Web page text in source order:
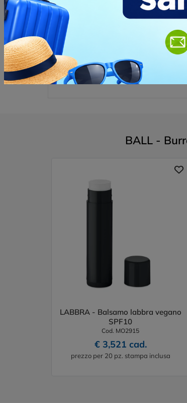
Opinione dei clienti
Deviaccedereper poter
BALL -
LABBRA - Balsamo labbra vegano
SPF10
Cod. MO2915
€ 3,521 cad.
prezzo per 20 pz. stampa inclusa